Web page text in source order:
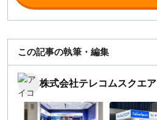
この記事の執筆・編集
株式会社テレコムスクエア